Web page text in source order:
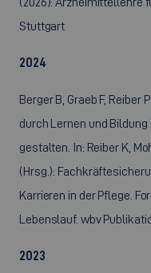
Stuttgart
2024
Berger B, Graeb F, Reiber
durch Lernen und
gestalten. In: Reiber K,
(Hrsg.):
Karrieren in der Pflege.
Lebenslauf. wbv
2023